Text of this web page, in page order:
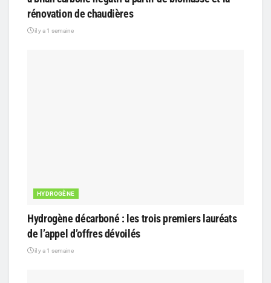
rénovation de chaudières
il y a 1 semaine
HYDROGÈNE
Hydrogène décarboné : les trois premiers lauréats
de l’appel d’offres dévoilés
il y a 1 semaine